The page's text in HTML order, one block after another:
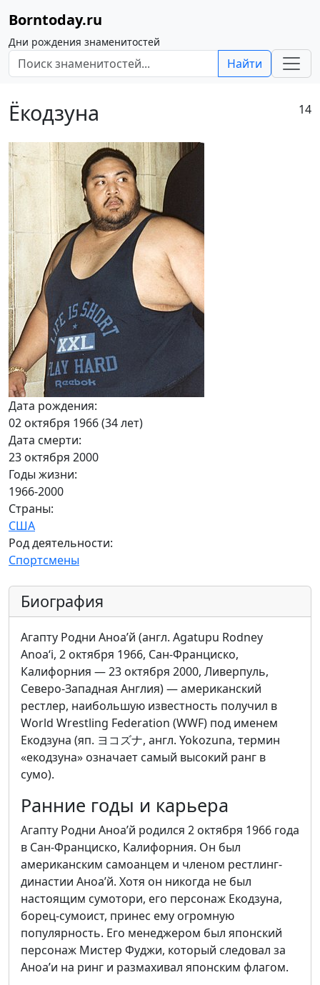
Borntoday.ru
Дни рождения знаменитостей
Найти
Ёкодзуна 14
Дата рождения:
02 октября 1966 (34 лет)
Дата смерти:
23 октября 2000
Годы жизни:
1966-2000
Страны:
США
Род деятельности:
Спортсмены
Биография
Агапту Родни Аноа’й (англ. Agatupu Rodney
Anoaʻi, 2 октября 1966, Сан-Франциско,
Калифорния — 23 октября 2000, Ливерпуль,
Северо-Западная Англия) — американский
рестлер, наибольшую известность получил в
World Wrestling Federation (WWF) под именем
Екодзуна (яп. ヨコズナ, англ. Yokozuna, термин
«екодзуна» означает самый высокий ранг в
сумо).
Ранние годы и карьера
Агапту Родни Аноа’й родился 2 октября 1966 года
в Сан-Франциско, Калифорния. Он был
американским самоанцем и членом рестлинг-
династии Аноа’й. Хотя он никогда не был
настоящим сумотори, его персонаж Екодзуна,
борец-сумоист, принес ему огромную
популярность. Его менеджером был японский
персонаж Мистер Фуджи, который следовал за
Аноа’и на ринг и размахивал японским флагом.